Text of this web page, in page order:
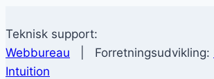
Teknisk support:
Webbureau | Forretningsudvikling:
Intuition